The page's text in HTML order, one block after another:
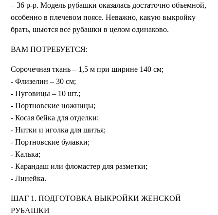
– 36 р-р. Модель рубашки оказалась достаточно объемной,
особенно в плечевом поясе. Неважно, какую выкройку
брать, шьются все рубашки в целом одинаково.
ВАМ ПОТРЕБУЕТСЯ:
Сорочечная ткань – 1,5 м при ширине 140 см;
- Флизелин – 30 см;
- Пуговицы – 10 шт.;
- Портновские ножницы;
- Косая бейка для отделки;
- Нитки и иголка для шитья;
- Портновские булавки;
- Калька;
- Карандаш или фломастер для разметки;
- Линейка.
ШАГ 1. ПОДГОТОВКА ВЫКРОЙКИ ЖЕНСКОЙ
РУБАШКИ